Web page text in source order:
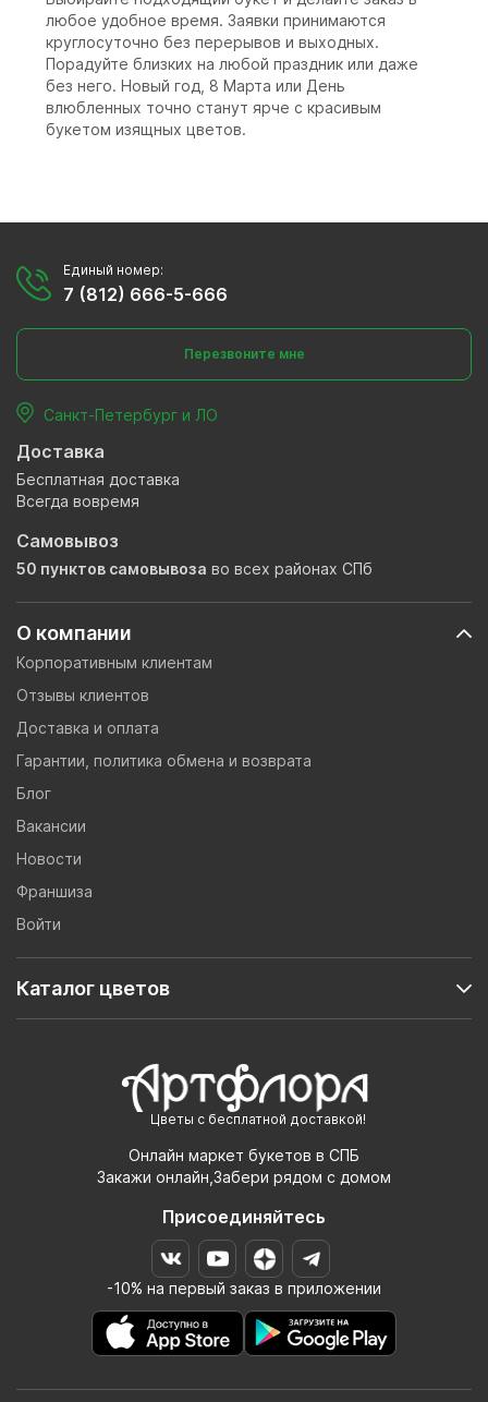
любое удобное время. Заявки принимаются
круглосуточно без перерывов и выходных.
Порадуйте близких на любой праздник или даже
без него. Новый год, 8 Марта или День
влюбленных точно станут ярче с красивым
букетом изящных цветов.
Цветы с бесплатной доставкой!
Онлайн маркет букетов в СПБ
Закажи онлайн,Забери рядом с домом
Присоединяйтесь
-10% на первый заказ в приложении
О компании
Корпоративным клиентам
Отзывы клиентов
Доставка и оплата
Гарантии, политика обмена и возврата
Блог
Вакансии
Новости
Франшиза
Войти
Каталог цветов
Единый номер:
7 (812) 666-5-666
Перезвоните мне
Санкт-Петербург и ЛО
Доставка
Бесплатная доставка
Всегда вовремя
Самовывоз
50 пунктов самовывоза во всех районах СПб